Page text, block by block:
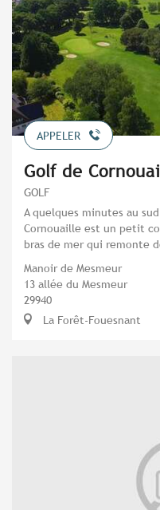
APPELER
Golf de
GOLF
A quelques minutes au
Cornouaille est un petit
bras de mer qui remonte
Manoir de Mesmeur
13 allée du Mesmeur
29940
La Forêt-Fouesnant